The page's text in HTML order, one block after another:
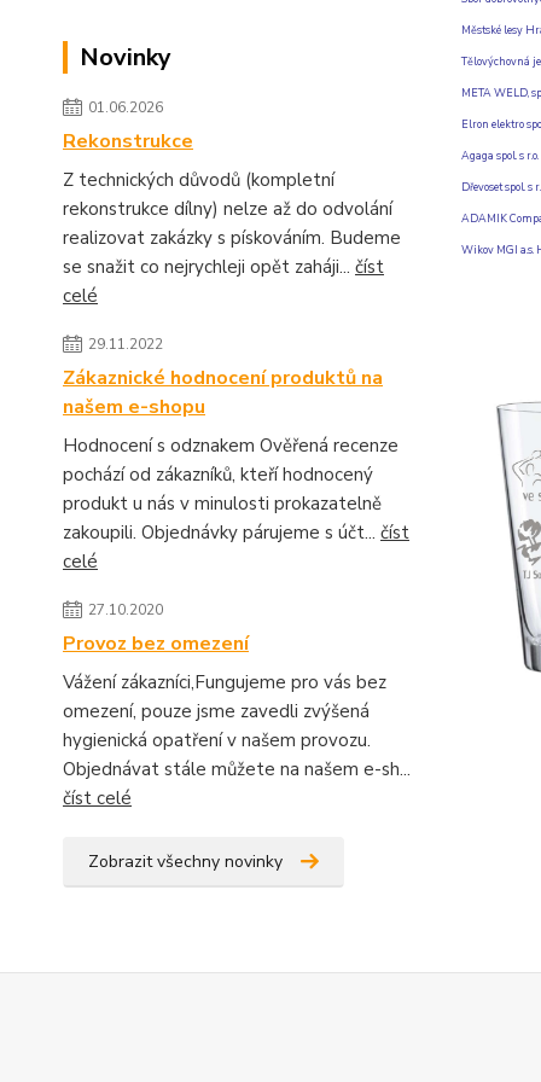
Novinky
01.06.2026
Rekonstrukce
Z technických důvodů (kompletní
rekonstrukce dílny) nelze až do odvolání
realizovat zakázky s pískováním. Budeme
se snažit co nejrychleji opět zaháji... číst
celé
29.11.2022
Zákaznické hodnocení produktů na
našem e-shopu
Hodnocení s odznakem Ověřená recenze
pochází od zákazníků, kteří hodnocený
produkt u nás v minulosti prokazatelně
zakoupili. Objednávky párujeme s účt... číst
celé
27.10.2020
Provoz bez omezení
Vážení zákazníci,Fungujeme pro vás bez
omezení, pouze jsme zavedli zvýšená
hygienická opatření v našem provozu.
Objednávat stále můžete na našem e-sh...
číst celé
Zobrazit všechny novinky
Městské lesy
Tělovýchovná
META WELD,
Elron elektro
Agaga spol. s
Dřevoset spol. s
ADAMIK
Wikov MGI a.s.